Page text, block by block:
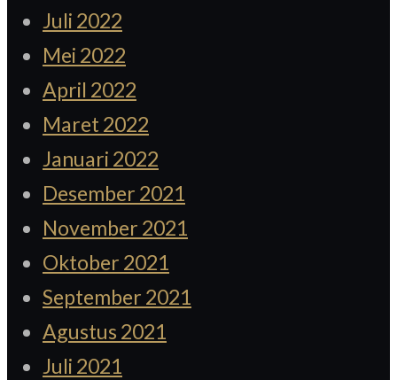
Juli 2022
Mei 2022
April 2022
Maret 2022
Januari 2022
Desember 2021
November 2021
Oktober 2021
September 2021
Agustus 2021
Juli 2021